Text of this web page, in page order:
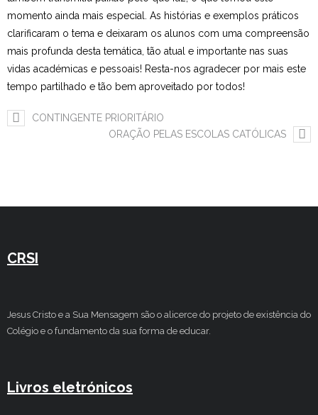
momento ainda mais especial. As histórias e exemplos práticos
clarificaram o tema e deixaram os alunos com uma compreensão
mais profunda desta temática, tão atual e importante nas suas
vidas académicas e pessoais! Resta-nos agradecer por mais este
tempo partilhado e tão bem aproveitado por todos!
CONTINGENTE PRIORITÁRIO
ORAÇÃO PELAS ESCOLAS CATÓLICAS
CRSI
Jesus Cristo e a Sua Mensagem são o alicerce do projeto de existência do
Colégio e o fundamento da sua forma de educar.
Livros eletrónicos